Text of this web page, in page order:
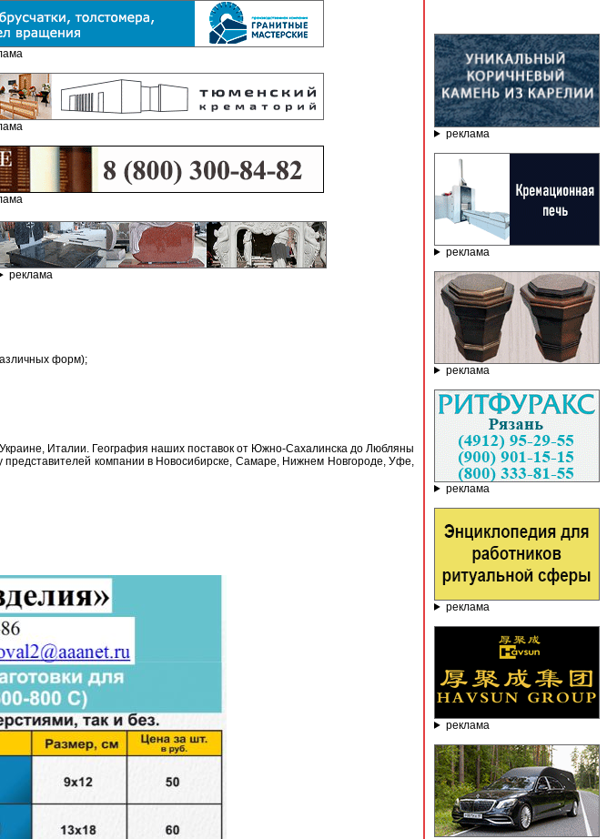
реклама
форм);
Италии. География наших поставок от Южно-Сахалинска до Любляны
компании в Новосибирске, Самаре, Нижнем Новгороде, Уфе,
реклама
реклама
реклама
реклама
реклама
реклама